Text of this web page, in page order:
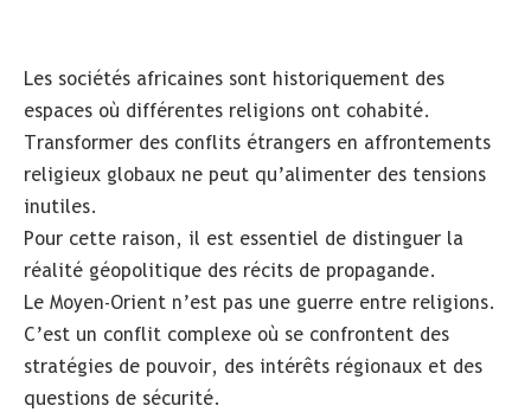
Les sociétés africaines sont historiquement des
espaces où différentes religions ont cohabité.
Transformer des conflits étrangers en affrontements
religieux globaux ne peut qu’alimenter des tensions
inutiles.
Pour cette raison, il est essentiel de distinguer la
réalité géopolitique des récits de propagande.
Le Moyen-Orient n’est pas une guerre entre religions.
C’est un conflit complexe où se confrontent des
stratégies de pouvoir, des intérêts régionaux et des
questions de sécurité.